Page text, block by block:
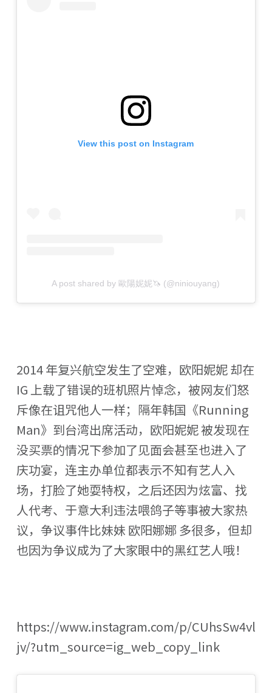
View this post on Instagram
A post shared by 歐陽妮妮🦄 (@niniouyang)
2014 年复兴航空发生了空难，欧阳妮妮 却在
IG 上载了错误的班机照片悼念，被网友们怒
斥像在诅咒他人一样；隔年韩国《Running
Man》到台湾出席活动，欧阳妮妮 被发现在
没买票的情况下参加了见面会甚至也进入了
庆功宴，连主办单位都表示不知有艺人入
场，打脸了她耍特权，之后还因为炫富、找
人代考、于意大利违法喂鸽子等事被大家热
议，争议事件比妹妹 欧阳娜娜 多很多，但却
也因为争议成为了大家眼中的黑红艺人哦！
https://www.instagram.com/p/CUhsSw4vl
jv/?utm_source=ig_web_copy_link